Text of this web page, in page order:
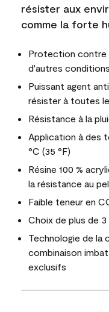
résister aux
comme la forte
Protection contre
d'autres
Puissant agent
résister à toutes
Résistance à la
Application à des
°C (35 °F)
Résine 100 %
la résistance au
Faible teneur en
Choix de plus de
Technologie de la
combinaison
exclusifs